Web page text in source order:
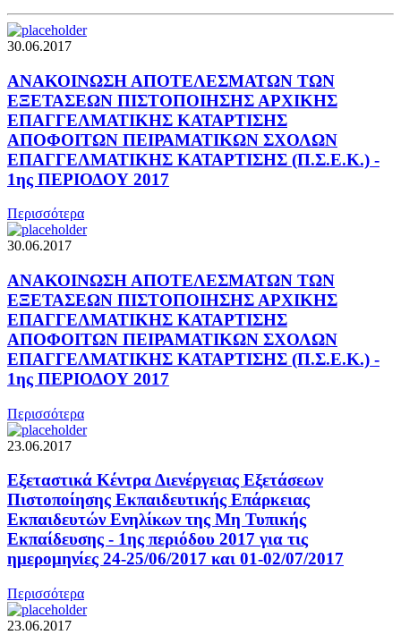
30.06.2017
ΑΝΑΚΟΙΝΩΣΗ ΑΠΟΤΕΛΕΣΜΑΤΩΝ ΤΩΝ
ΕΞΕΤΑΣΕΩΝ ΠΙΣΤΟΠΟΙΗΣΗΣ ΑΡΧΙΚΗΣ
ΕΠΑΓΓΕΛΜΑΤΙΚΗΣ ΚΑΤΑΡΤΙΣΗΣ
ΑΠΟΦΟΙΤΩΝ ΠΕΙΡΑΜΑΤΙΚΩΝ ΣΧΟΛΩΝ
ΕΠΑΓΓΕΛΜΑΤΙΚΗΣ ΚΑΤΑΡΤΙΣΗΣ (Π.Σ.Ε.Κ.) -
1ης ΠΕΡΙΟΔΟΥ 2017
Περισσότερα
30.06.2017
ΑΝΑΚΟΙΝΩΣΗ ΑΠΟΤΕΛΕΣΜΑΤΩΝ ΤΩΝ
ΕΞΕΤΑΣΕΩΝ ΠΙΣΤΟΠΟΙΗΣΗΣ ΑΡΧΙΚΗΣ
ΕΠΑΓΓΕΛΜΑΤΙΚΗΣ ΚΑΤΑΡΤΙΣΗΣ
ΑΠΟΦΟΙΤΩΝ ΠΕΙΡΑΜΑΤΙΚΩΝ ΣΧΟΛΩΝ
ΕΠΑΓΓΕΛΜΑΤΙΚΗΣ ΚΑΤΑΡΤΙΣΗΣ (Π.Σ.Ε.Κ.) -
1ης ΠΕΡΙΟΔΟΥ 2017
Περισσότερα
23.06.2017
Εξεταστικά Κέντρα Διενέργειας Εξετάσεων
Πιστοποίησης Εκπαιδευτικής Επάρκειας
Εκπαιδευτών Ενηλίκων της Μη Τυπικής
Εκπαίδευσης - 1ης περιόδου 2017 για τις
ημερομηνίες 24-25/06/2017 και 01-02/07/2017
Περισσότερα
23.06.2017